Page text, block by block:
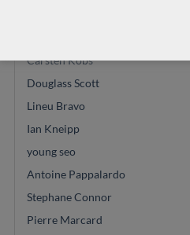
Carsten Kobs
Douglass Scott
Lineu Bravo
Ian Kneipp
young seo
Antoine Pappalardo
Stephane Connor
Pierre Marcard